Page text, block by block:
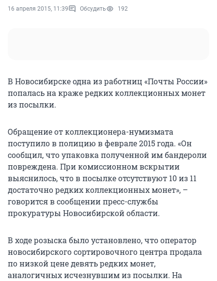
16 апреля 2015, 11:39 Обсудить 192
В Новосибирске одна из работниц «Почты России»
попалась на краже редких коллекционных монет
из посылки.
Обращение от коллекционера-нумизмата
поступило в полицию в феврале 2015 года. «Он
сообщил, что упаковка полученной им бандероли
повреждена. При комиссионном вскрытии
выяснилось, что в посылке отсутствуют 10 из 11
достаточно редких коллекционных монет», –
говорится в сообщении пресс-службы
прокуратуры Новосибирской области.
В ходе розыска было установлено, что оператор
новосибирского сортировочного центра продала
по низкой цене девять редких монет,
аналогичных исчезнувшим из посылки. На